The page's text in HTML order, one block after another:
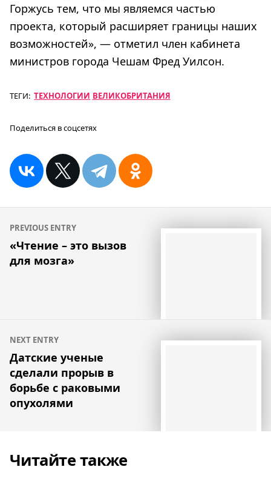
Горжусь тем, что мы являемся частью
проекта, который расширяет границы наших
возможностей», — отметил член кабинета
министров города Чешам Фред Уилсон.
ТЕГИ: ТЕХНОЛОГИИ ВЕЛИКОБРИТАНИЯ
Поделиться в соцсетях
Навигация
по
записям
PREVIOUS ENTRY
«Чтение – это вызов
для мозга»
NEXT ENTRY
Датские ученые
сделали прорыв в
борьбе с раковыми
опухолями
Читайте также